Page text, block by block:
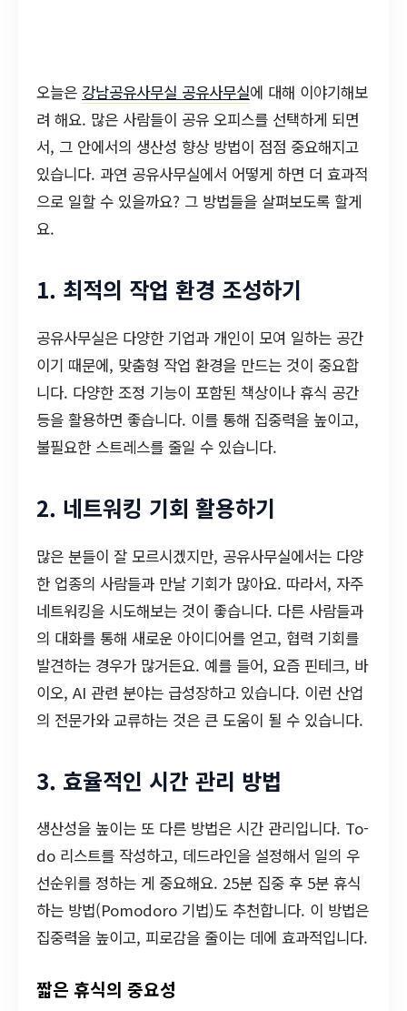
오늘은 강남공유사무실 공유사무실에 대해 이야기해보
려 해요. 많은 사람들이 공유 오피스를 선택하게 되면
서, 그 안에서의 생산성 향상 방법이 점점 중요해지고
있습니다. 과연 공유사무실에서 어떻게 하면 더 효과적
으로 일할 수 있을까요? 그 방법들을 살펴보도록 할게
요.
1. 최적의 작업 환경 조성하기
공유사무실은 다양한 기업과 개인이 모여 일하는 공간
이기 때문에, 맞춤형 작업 환경을 만드는 것이 중요합
니다. 다양한 조정 기능이 포함된 책상이나 휴식 공간
등을 활용하면 좋습니다. 이를 통해 집중력을 높이고,
불필요한 스트레스를 줄일 수 있습니다.
2. 네트워킹 기회 활용하기
많은 분들이 잘 모르시겠지만, 공유사무실에서는 다양
한 업종의 사람들과 만날 기회가 많아요. 따라서, 자주
네트워킹을 시도해보는 것이 좋습니다. 다른 사람들과
의 대화를 통해 새로운 아이디어를 얻고, 협력 기회를
발견하는 경우가 많거든요. 예를 들어, 요즘 핀테크, 바
이오, AI 관련 분야는 급성장하고 있습니다. 이런 산업
의 전문가와 교류하는 것은 큰 도움이 될 수 있습니다.
3. 효율적인 시간 관리 방법
생산성을 높이는 또 다른 방법은 시간 관리입니다. To-
do 리스트를 작성하고, 데드라인을 설정해서 일의 우
선순위를 정하는 게 중요해요. 25분 집중 후 5분 휴식
하는 방법(Pomodoro 기법)도 추천합니다. 이 방법은
집중력을 높이고, 피로감을 줄이는 데에 효과적입니다.
짧은 휴식의 중요성